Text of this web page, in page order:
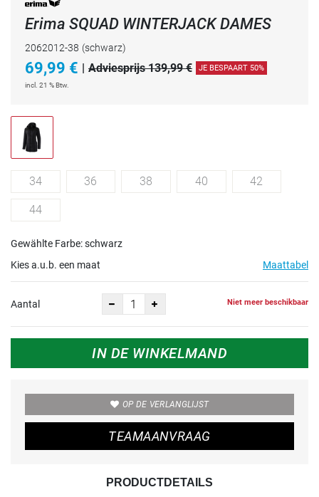
Erima SQUAD WINTERJACK DAMES
2062012-38 (schwarz)
69,99 € | Adviesprijs 139,99 € JE BESPAART 50%
incl. 21 % Btw.
34 36 38 40 42
44
Gewählte Farbe: schwarz
Kies a.u.b. een maat
Maattabel
Aantal Niet meer beschikbaar
IN DE WINKELMAND
OP DE VERLANGLIJST
TEAMAANVRAAG
PRODUCTDETAILS